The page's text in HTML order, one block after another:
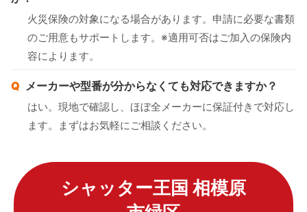
火災保険の対象になる場合があります。申請に必要な書類
のご用意もサポートします。※適用可否はご加入の保険内
容によります。
メーカーや型番が分からなくても対応できますか？
はい。現地で確認し、ほぼ全メーカーに保証付きで対応し
ます。まずはお気軽にご相談ください。
シャッター王国 相模原